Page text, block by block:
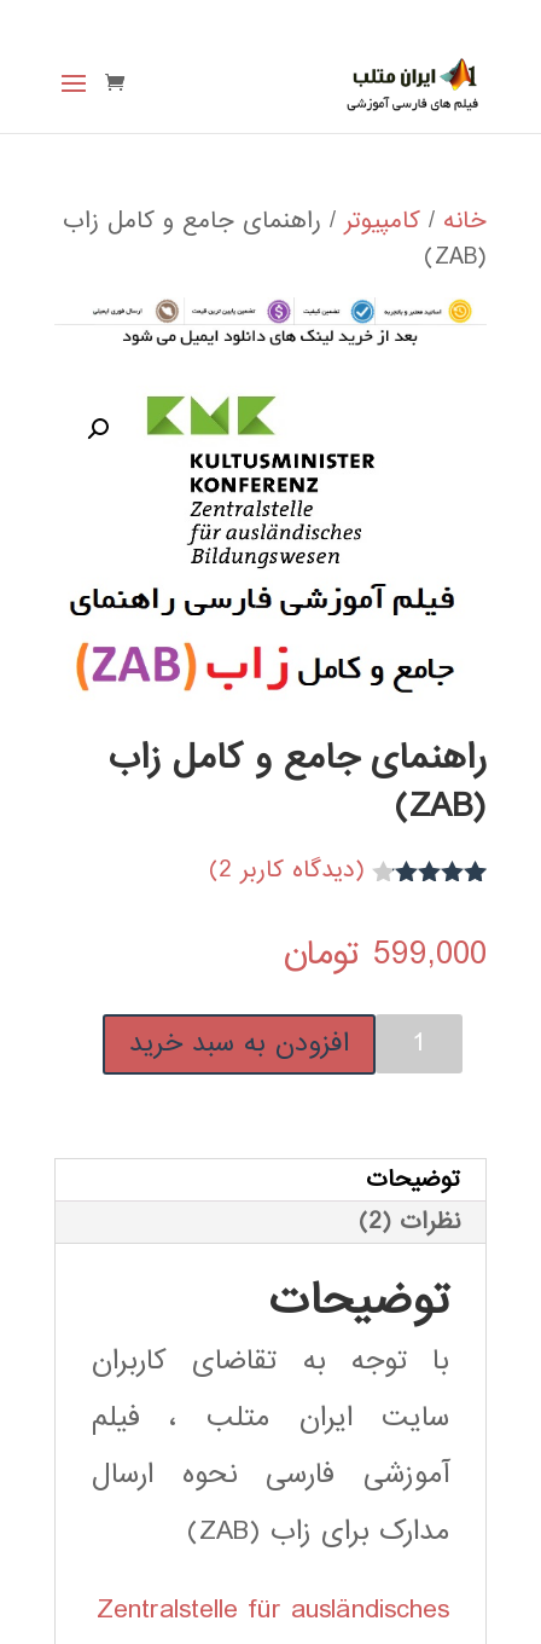
خانه / کامپیوتر / راهنمای جامع و کامل زاب
(ZAB)
راهنمای جامع و کامل زاب
(ZAB)
امتیاز
مشتری
(دیدگاه کاربر 2
)
599,000 تومان
راهنمای
جامع
زاب
(ZAB)
عدد
افزودن به سبد خرید
توضیحات
نظرات (2)
توضیحات
با توجه به تقاضای کاربران
سایت ایران متلب ، فیلم
آموزشی فارسی نحوه ارسال
مدارک برای زاب (ZAB)
Zentralstelle für ausländisches